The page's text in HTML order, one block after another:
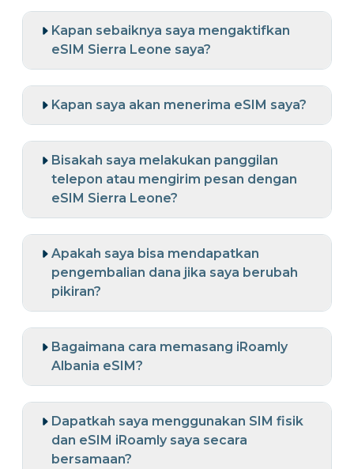
Kapan sebaiknya saya mengaktifkan
eSIM Sierra Leone saya?
Kapan saya akan menerima eSIM saya?
Bisakah saya melakukan panggilan
telepon atau mengirim pesan dengan
eSIM Sierra Leone?
Apakah saya bisa mendapatkan
pengembalian dana jika saya berubah
pikiran?
Bagaimana cara memasang iRoamly
Albania eSIM?
Dapatkah saya menggunakan SIM fisik
dan eSIM iRoamly saya secara
bersamaan?